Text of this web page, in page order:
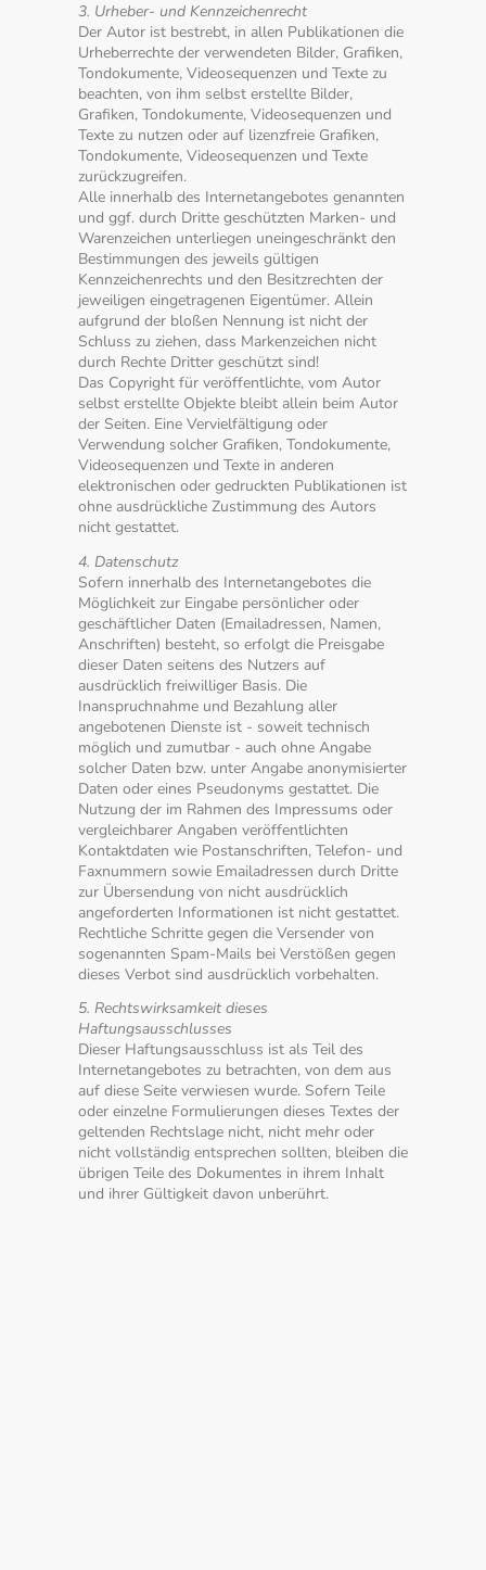
3. Urheber- und Kennzeichenrecht
Der Autor ist bestrebt, in allen Publikationen die
Urheberrechte der verwendeten Bilder, Grafiken,
Tondokumente, Videosequenzen und Texte zu
beachten, von ihm selbst erstellte Bilder,
Grafiken, Tondokumente, Videosequenzen und
Texte zu nutzen oder auf lizenzfreie Grafiken,
Tondokumente, Videosequenzen und Texte
zurückzugreifen.
Alle innerhalb des Internetangebotes genannten
und ggf. durch Dritte geschützten Marken- und
Warenzeichen unterliegen uneingeschränkt den
Bestimmungen des jeweils gültigen
Kennzeichenrechts und den Besitzrechten der
jeweiligen eingetragenen Eigentümer. Allein
aufgrund der bloßen Nennung ist nicht der
Schluss zu ziehen, dass Markenzeichen nicht
durch Rechte Dritter geschützt sind!
Das Copyright für veröffentlichte, vom Autor
selbst erstellte Objekte bleibt allein beim Autor
der Seiten. Eine Vervielfältigung oder
Verwendung solcher Grafiken, Tondokumente,
Videosequenzen und Texte in anderen
elektronischen oder gedruckten Publikationen ist
ohne ausdrückliche Zustimmung des Autors
nicht gestattet.
4. Datenschutz
Sofern innerhalb des Internetangebotes die
Möglichkeit zur Eingabe persönlicher oder
geschäftlicher Daten (Emailadressen, Namen,
Anschriften) besteht, so erfolgt die Preisgabe
dieser Daten seitens des Nutzers auf
ausdrücklich freiwilliger Basis. Die
Inanspruchnahme und Bezahlung aller
angebotenen Dienste ist - soweit technisch
möglich und zumutbar - auch ohne Angabe
solcher Daten bzw. unter Angabe anonymisierter
Daten oder eines Pseudonyms gestattet. Die
Nutzung der im Rahmen des Impressums oder
vergleichbarer Angaben veröffentlichten
Kontaktdaten wie Postanschriften, Telefon- und
Faxnummern sowie Emailadressen durch Dritte
zur Übersendung von nicht ausdrücklich
angeforderten Informationen ist nicht gestattet.
Rechtliche Schritte gegen die Versender von
sogenannten Spam-Mails bei Verstößen gegen
dieses Verbot sind ausdrücklich vorbehalten.
5. Rechtswirksamkeit dieses
Haftungsausschlusses
Dieser Haftungsausschluss ist als Teil des
Internetangebotes zu betrachten, von dem aus
auf diese Seite verwiesen wurde. Sofern Teile
oder einzelne Formulierungen dieses Textes der
geltenden Rechtslage nicht, nicht mehr oder
nicht vollständig entsprechen sollten, bleiben die
übrigen Teile des Dokumentes in ihrem Inhalt
und ihrer Gültigkeit davon unberührt.